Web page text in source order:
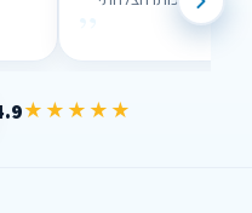
★★★★★